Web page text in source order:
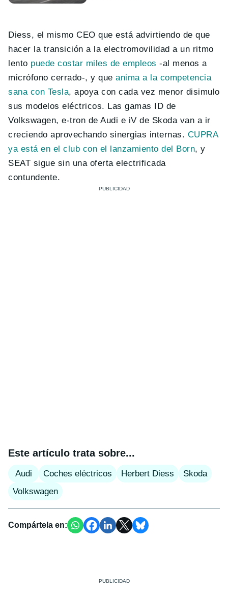
Diess, el mismo CEO que está advirtiendo de que
hacer la transición a la electromovilidad a un ritmo
lento puede costar miles de empleos -al menos a
micrófono cerrado-, y queanima a la competencia
sana con Tesla, apoya con cada vez menor disimulo
sus modelos eléctricos. Las gamas ID de
Volkswagen, e-tron de Audi e iV de Skoda van a ir
creciendo aprovechando sinergias internas. CUPRA
ya está en el club con el lanzamiento del Born, y
SEAT sigue sin una oferta electrificada
contundente.
Este artículo trata sobre...
Audi Coches eléctricos Herbert Diess
Skoda
Volkswagen
Compártela en: